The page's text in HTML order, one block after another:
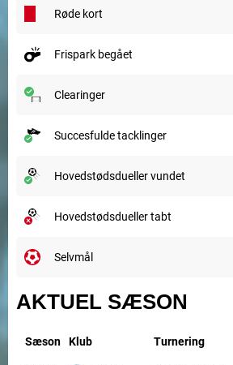
røde kort
frispark begået
clearinger
succesfulde tacklinger
hovedstødsdueller vundet
hovedstødsdueller tabt
selvmål
AKTUEL SÆSON
Sæson Klub Turnering